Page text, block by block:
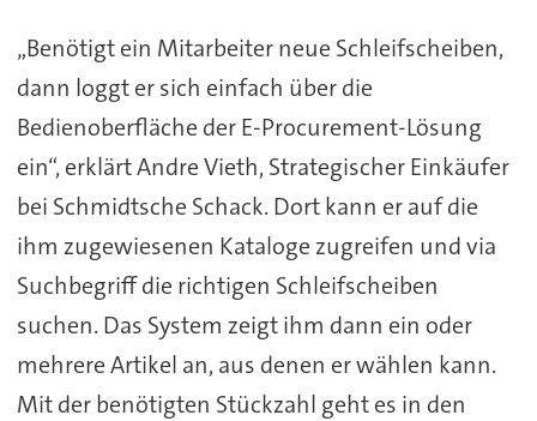
„Benötigt ein Mitarbeiter neue Schleifscheiben,
dann loggt er sich einfach über die
Bedienoberfläche der E-Procurement-Lösung
ein“, erklärt Andre Vieth, Strategischer Einkäufer
bei Schmidtsche Schack. Dort kann er auf die
ihm zugewiesenen Kataloge zugreifen und via
Suchbegriff die richtigen Schleifscheiben
suchen. Das System zeigt ihm dann ein oder
mehrere Artikel an, aus denen er wählen kann.
Mit der benötigten Stückzahl geht es in den